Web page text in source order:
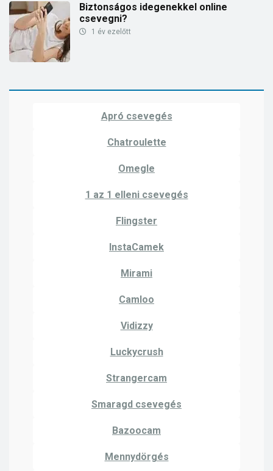
Biztonságos idegenekkel online
csevegni?
1 év ezelőtt
Apró csevegés
Chatroulette
Omegle
1 az 1 elleni csevegés
Flingster
InstaCamek
Mirami
Camloo
Vidizzy
Luckycrush
Strangercam
Smaragd csevegés
Bazoocam
Mennydörgés